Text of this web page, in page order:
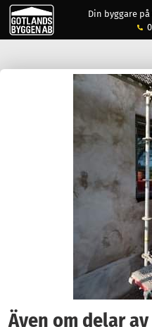
Din byggare
Även om delar